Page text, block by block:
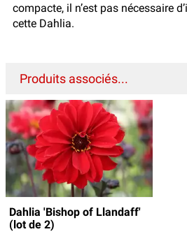
compacte, il n’est pas nécessaire
cette Dahlia.
Produits associés...
Dahlia 'Bishop of Llandaff'
(lot de 2)